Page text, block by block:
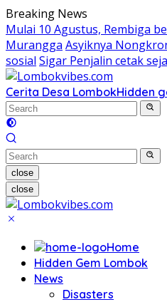
Skip
to
content
Breaking News
Mulai 10 Agustus, Rembiga
Murangga Asyiknya
sosial Sigar Penjalin cetak
Cerita Desa LombokHidden
close
close
Home
Hidden Gem Lombok
News
Disasters